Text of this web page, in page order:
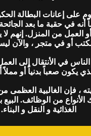
على إعانات البطالة
أنه في حقبة ما بعد
أو العمل من المنزل. إنهم
أو في متجر ، والآن
في الأنتقال إلى
يكون صعباً بدنياً أو
، فإن الغالبية العظمى
من الوظائف. البيع
الغذائية و النقل و البناء.